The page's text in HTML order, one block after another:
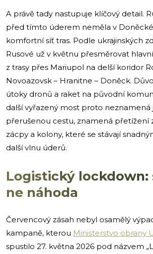
A právě tady nastupuje klíčový detail.
před tímto úderem neměla v
komfortní síť tras. Podle ukrajinských
Rusové už v květnu přesměrovat
z trasy přes Mariupol na delší koridor
Novoazovsk – Hranitne – Doněck.
útoky dronů a raket na původní
další vyřazený most proto neznamená
přerušenou cestu, znamená přetížení
zácpy a kolony, které se stávají
další vlnu úderů.
Logistický lockdown:
ne náhoda
Červencový zásah nebyl osamělý
kampaně, kterou Ministerstvo obrany
spustilo 27. května 2026 pod názvem